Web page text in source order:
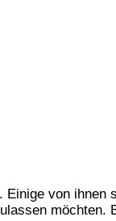
von
möchten.